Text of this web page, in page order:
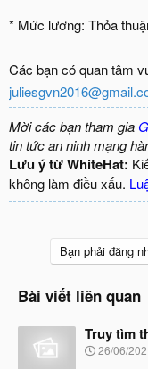
* Mức lương: Thỏa
Các bạn có quan tâm
Mời các bạn tham gia
tin tức an ninh mạng
Lưu ý từ WhiteHat:
không làm điều xấu.
Bạn phải đăng
Bài viết liên quan
Truy tìm
N
26/06/